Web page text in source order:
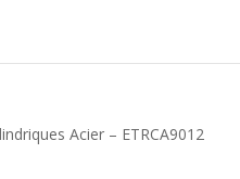
Acier – ETRCA9012